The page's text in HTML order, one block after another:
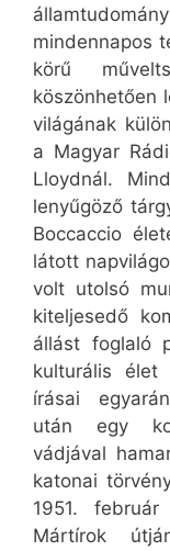
mindennapos
körű
köszönhetően
világának
a Magyar
Lloydnál.
lenyűgöző
Boccaccio
látott
volt utolsó
kiteljesedő
állást foglaló
kulturális
írásai
után egy
vádjával
katonai
1951.
Mártírok